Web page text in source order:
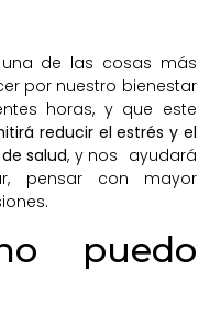
de las cosas más
por nuestro bienestar
horas, y que este
reducir el estrés y el
salud, y nos ayudará
pensar con mayor
puedo